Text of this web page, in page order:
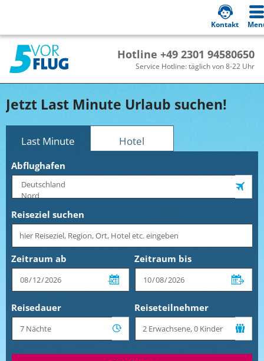
Hotline +49 2301 94580650
Service Hotline: täglich von 8-22 Uhr
Kontakt
Jetzt Last Minute Urlaub suchen!
Last Minute Hotel
Abflughafen
Reiseziel suchen
Zeitraum ab Zeitraum bis
Reisedauer Reiseteilnehmer